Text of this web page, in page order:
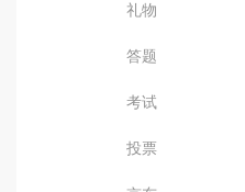
礼物
答题
考试
投票